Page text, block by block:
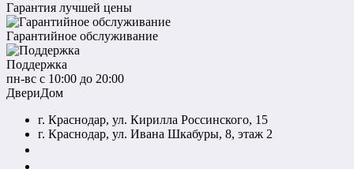
Гарантия лучшей цены
Гарантийное обслуживание
Поддержка
пн-вс с 10:00 до 20:00
ДвериДом
г. Краснодар, ул. Кирилла Россинского, 15
г. Краснодар, ул. Ивана Шкабуры, 8, этаж 2